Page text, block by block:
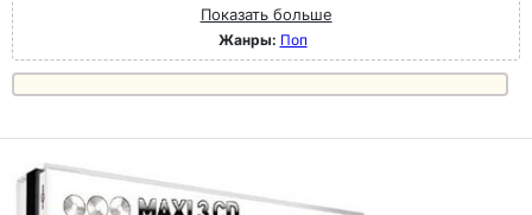
Показать больше
Жанры: Поп